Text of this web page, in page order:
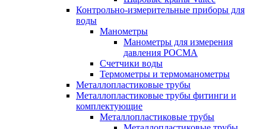
Контрольно-измерительные приборы для
воды
Манометры
Манометры для измерения
давления РОСМА
Счетчики воды
Термометры и термоманометры
Металлопластиковые трубы
Металлопластиковые трубы фитинги и
комплектующие
Металлопластиковые трубы